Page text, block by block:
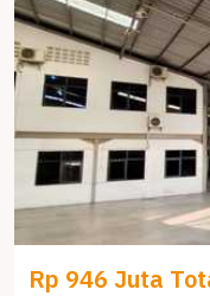
Rp 946 Juta